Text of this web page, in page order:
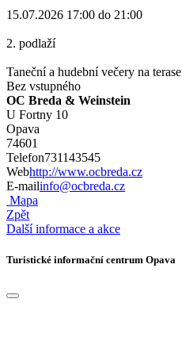
15.07.2026 17:00 do 21:00
2. podlaží
Taneční a hudební večery na terase
Bez vstupného
OC Breda & Weinstein
U Fortny 10
Opava
74601
Telefon731143545
Webhttp://www.ocbreda.cz
E-mailinfo@ocbreda.cz
Mapa
Zpět
Další informace a akce
Turistické informační centrum Opava